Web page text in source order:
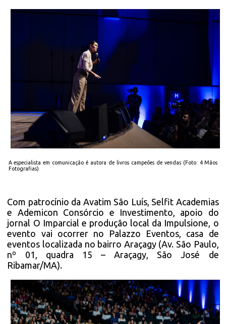
A especialista em comunicação é autora de livros campeões de vendas (Foto: 4 Mãos
Fotografias)
Com patrocínio da Avatim São Luís, Selfit Academias
e Ademicon Consórcio e Investimento, apoio do
jornal O Imparcial e produção local da Impulsione, o
evento vai ocorrer no Palazzo Eventos, casa de
eventos localizada no bairro Araçagy (Av. São Paulo,
nº 01, quadra 15 – Araçagy, São José de
Ribamar/MA).